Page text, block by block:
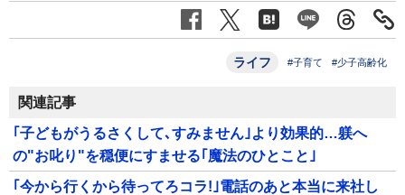
ライフ #子育て #少子高齢化
関連記事
｢子どもがうるさくして､すみません｣より効果的…躾へ
の"お叱り"を穏便にすませる｢魔法のひとこと｣
｢今から行くから待ってろコラ!｣電話のあと本当に来社し